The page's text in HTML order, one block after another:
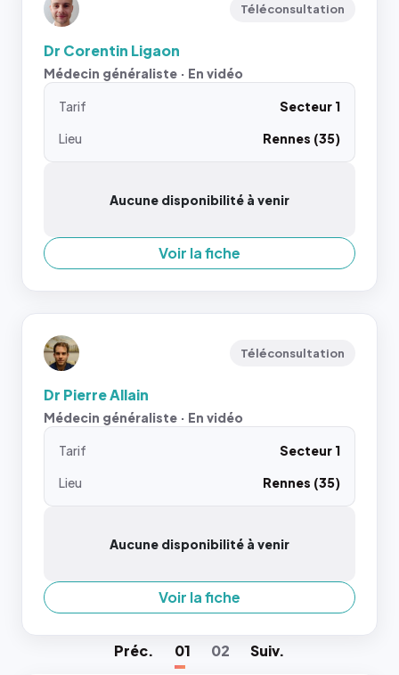
Téléconsultation
Dr Corentin Ligaon
Médecin généraliste · En vidéo
Tarif
Secteur 1
Lieu
Rennes (35)
Aucune disponibilité à venir
Voir la fiche
Téléconsultation
Dr Pierre Allain
Médecin généraliste · En vidéo
Tarif
Secteur 1
Lieu
Rennes (35)
Aucune disponibilité à venir
Voir la fiche
Préc. 01 02 Suiv.